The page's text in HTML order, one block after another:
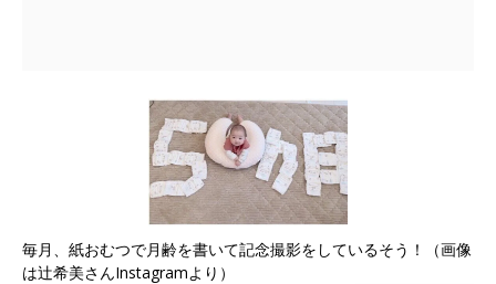
毎月、紙おむつで月齢を書いて記念撮影をしているそう！（画像
は辻希美さんInstagramより）